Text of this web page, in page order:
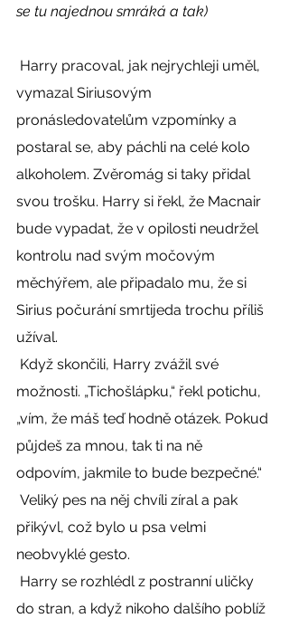
se tu najednou smráká a tak)
vymazal Siriusovým
pronásledovatelům vzpomínky a
postaral se, aby páchli na celé kolo
alkoholem. Zvěromág si taky přidal
svou trošku. Harry si řekl, že Macnair
bude vypadat, že v opilosti neudržel
kontrolu nad svým močovým
měchýřem, ale připadalo mu, že si
Sirius počurání smrtijeda trochu příliš
užíval.
možnosti. „Tichošlápku,“ řekl potichu,
„vím, že máš teď hodně otázek. Pokud
půjdeš za mnou, tak ti na ně
odpovím, jakmile to bude bezpečné.“
přikývl, což bylo u psa velmi
neobvyklé gesto.
do stran, a když nikoho dalšího poblíž